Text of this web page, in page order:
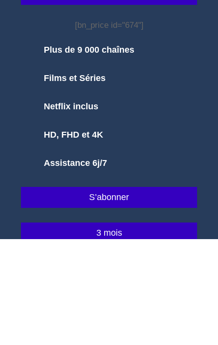
[bn_price id="674"]
Plus de 9 000 chaînes
Films et Séries
Netflix inclus
HD, FHD et 4K
Assistance 6j/7
S’abonner
3 mois